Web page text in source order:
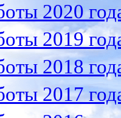
2020
2019
2018
2017